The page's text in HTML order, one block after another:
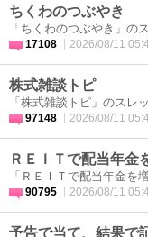
ちくわのつぶやき
「ちくわのつぶやき」の
17108 2026/08/11
株式雑談トピ
「株式雑談トピ」のスレ
97148 2026/08/11
ＲＥＩＴで配当年金
「ＲＥＩＴで配当年金を
90795 2026/08/11
予告で当て、結果で